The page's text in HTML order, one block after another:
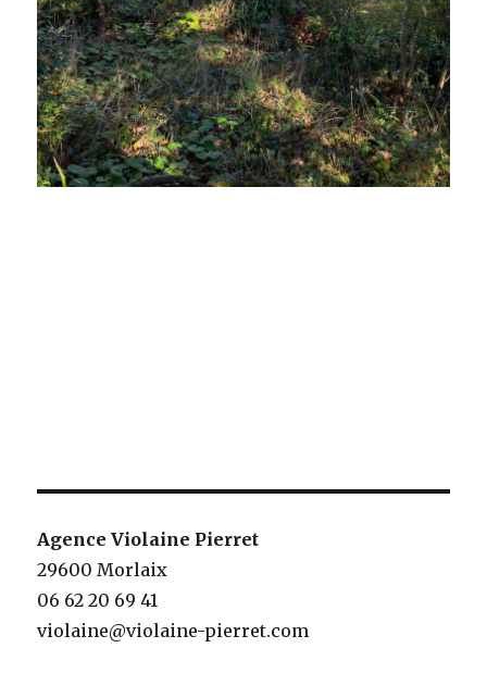
Agence Violaine Pierret
29600 Morlaix
06 62 20 69 41
violaine@violaine-pierret.com